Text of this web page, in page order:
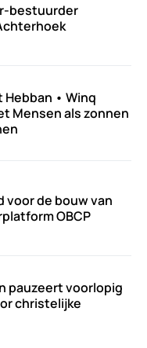
bestuurder
• Winq
Mensen als zonnen
de bouw van
OBCP
pauzeert voorlopig
christelijke